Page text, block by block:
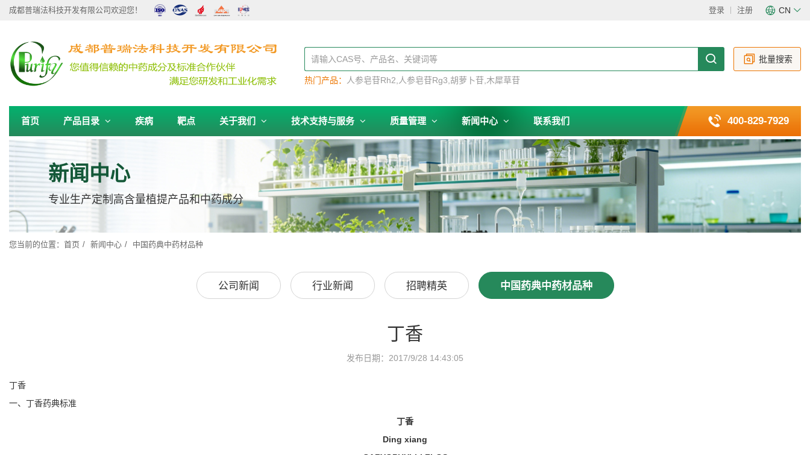
成都普瑞法科技开发有限公司欢迎您！ 登录 注册 CN
EN
热门产品： 人参皂苷Rh2 人参皂苷Rg3 胡萝卜苷 木犀草苷
批量搜索
首页 产品目录 疾病 靶点 关于我们 技术支持与服务 质量管理 新闻中心 联系我们 400-829-7929
新闻中心
专业生产定制高含量植提产品和中药成分
您当前的位置： 首页 新闻中心 中国药典中药材品种
公司新闻 行业新闻 招聘精英 中国药典中药材品种
丁香
发布日期：2017/9/28 14:43:05
丁香
一、丁香药典标准
丁香
Ding xiang